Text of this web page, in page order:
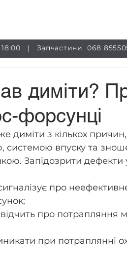
18:00 | Запчастини068
диміти?
форсунці
диміти з кількох
системою впуску та
Запідозрити дефекти
про
про потрапляння
при потраплянні